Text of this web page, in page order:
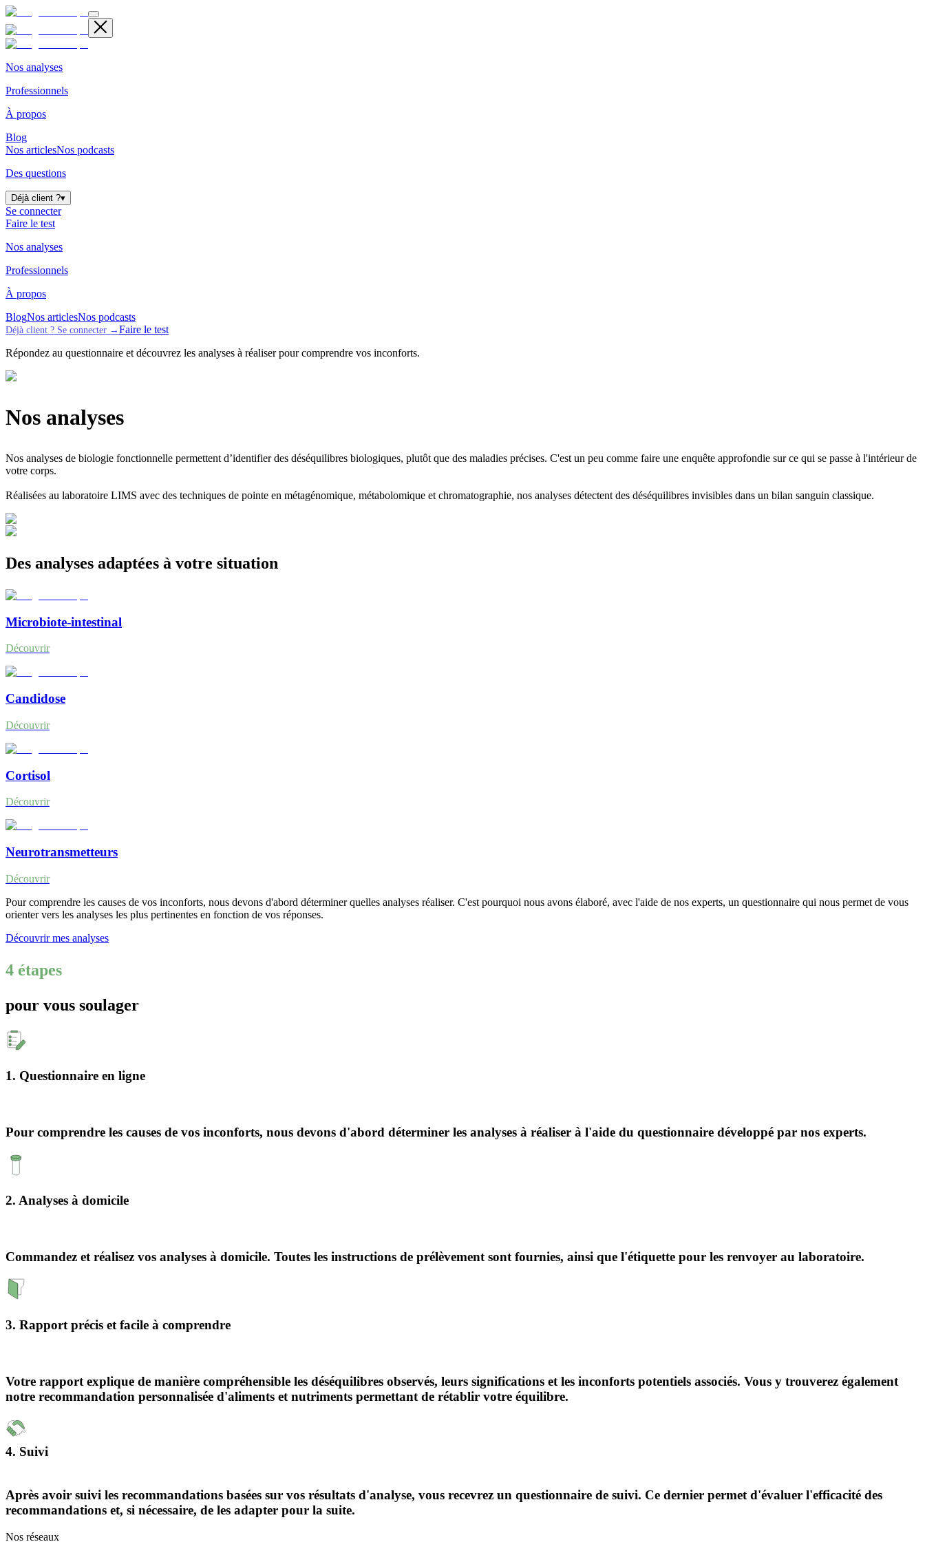
Nos analyses
Professionnels
À propos
Blog
Nos articlesNos podcasts
Des questions
Déjà client ?▾
Se connecter
Faire le test
Nos analyses
Professionnels
À propos
BlogNos articlesNos podcasts
Déjà client ? Se connecter → Faire le test
Répondez au questionnaire et découvrez les analyses à réaliser pour comprendre vos inconforts.
Nos analyses
Nos analyses de biologie fonctionnelle permettent d’identifier des déséquilibres biologiques, plutôt que des maladies précises. C'est un peu comme faire une enquête approfondie sur ce qui se passe à l'intérieur de
votre corps.
Réalisées au laboratoire LIMS avec des techniques de pointe en métagénomique, métabolomique et chromatographie, nos analyses détectent des déséquilibres invisibles dans un bilan sanguin classique.
Des analyses adaptées à votre situation
Microbiote-intestinal
Découvrir
Candidose
Découvrir
Cortisol
Découvrir
Neurotransmetteurs
Découvrir
Pour comprendre les causes de vos inconforts, nous devons d'abord déterminer quelles analyses réaliser. C'est pourquoi nous avons élaboré, avec l'aide de nos experts, un questionnaire qui nous permet de vous
orienter vers les analyses les plus pertinentes en fonction de vos réponses.
Découvrir mes analyses
4 étapes
pour vous soulager
1. Questionnaire en ligne
Pour comprendre les causes de vos inconforts, nous devons d'abord déterminer les analyses à réaliser à l'aide du questionnaire développé par nos experts.
2. Analyses à domicile
Commandez et réalisez vos analyses à domicile. Toutes les instructions de prélèvement sont fournies, ainsi que l'étiquette pour les renvoyer au laboratoire.
3. Rapport précis et facile à comprendre
Votre rapport explique de manière compréhensible les déséquilibres observés, leurs significations et les inconforts potentiels associés. Vous y trouverez également
notre recommandation personnalisée d'aliments et nutriments permettant de rétablir votre équilibre.
4. Suivi
Après avoir suivi les recommandations basées sur vos résultats d'analyse, vous recevrez un questionnaire de suivi. Ce dernier permet d'évaluer l'efficacité des
recommandations et, si nécessaire, de les adapter pour la suite.
Nos réseaux